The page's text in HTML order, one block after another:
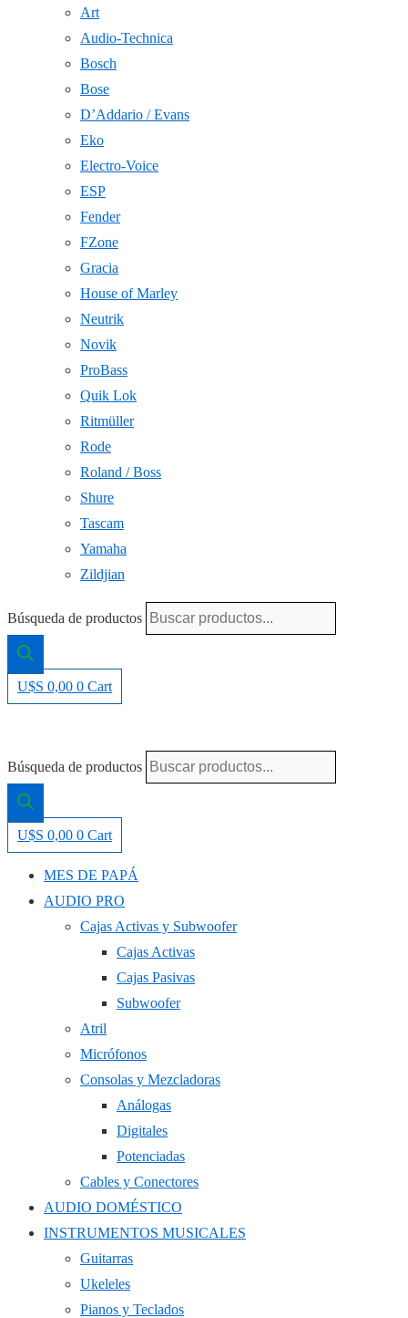
Art
Audio-Technica
Bosch
Bose
D’Addario / Evans
Eko
Electro-Voice
ESP
Fender
FZone
Gracia
House of Marley
Neutrik
Novik
ProBass
Quik Lok
Ritmüller
Rode
Roland / Boss
Shure
Tascam
Yamaha
Zildjian
Búsqueda de productos
U$S 0,00 0 Cart
Búsqueda de productos
U$S 0,00 0 Cart
MES DE PAPÁ
AUDIO PRO
Cajas Activas y Subwoofer
Cajas Activas
Cajas Pasivas
Subwoofer
Atril
Micrófonos
Consolas y Mezcladoras
Análogas
Digitales
Potenciadas
Cables y Conectores
AUDIO DOMÉSTICO
INSTRUMENTOS MUSICALES
Guitarras
Ukeleles
Pianos y Teclados